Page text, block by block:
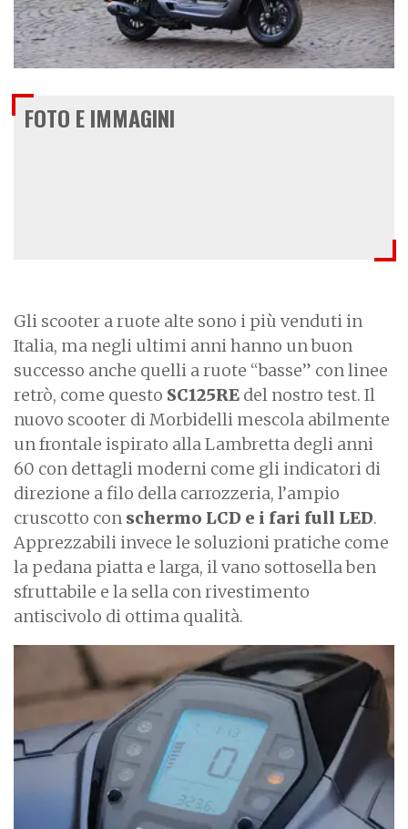
€ 2.790
FOTO E IMMAGINI
Gli scooter a ruote alte sono i più venduti in
Italia, ma negli ultimi anni hanno un buon
successo anche quelli a ruote “basse” con linee
retrò, come questo SC125RE del nostro test. Il
nuovo scooter di Morbidelli mescola abilmente
un frontale ispirato alla Lambretta degli anni
60 con dettagli moderni come gli indicatori di
direzione a filo della carrozzeria, l’ampio
cruscotto con schermo LCD e i fari full LED.
Apprezzabili invece le soluzioni pratiche come
la pedana piatta e larga, il vano sottosella ben
sfruttabile e la sella con rivestimento
antiscivolo di ottima qualità.
a
g
e